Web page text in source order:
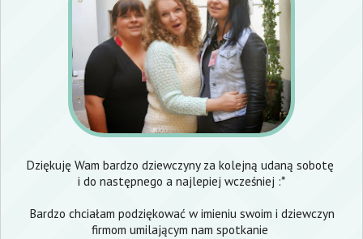
Dziękuję Wam bardzo dziewczyny za kolejną udaną sobotę
i do następnego a najlepiej wcześniej :*
Bardzo chciałam podziękować w imieniu swoim i dziewczyn
firmom umilającym nam spotkanie